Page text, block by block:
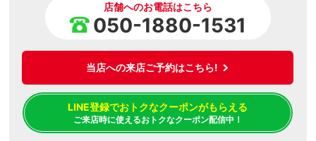
店舗へのお電話はこちら
050-1880-1531
当店への来店ご予約はこちら!
LINE登録でおトクなクーポンがもらえる
ご来店時に使えるおトクなクーポン配信中！